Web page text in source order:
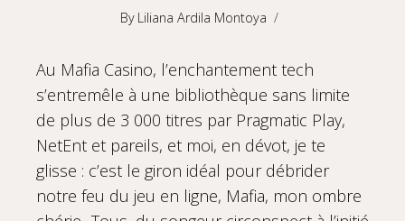
By Liliana Ardila Montoya
Au Mafia Casino, l’enchantement tech
s’entremêle à une bibliothèque sans limite
de plus de 3 000 titres par Pragmatic Play,
NetEnt et pareils, et moi, en dévot, je te
glisse : c’est le giron idéal pour débrider
notre feu du jeu en ligne, Mafia, mon ombre